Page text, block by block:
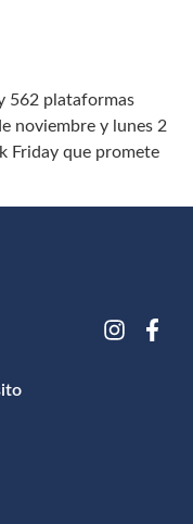
562 plataformas
noviembre y lunes 2
Friday que promete